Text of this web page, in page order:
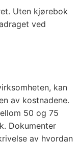
Uten kjørebok
ved
kan
av kostnadene.
50 og 75
Dokumenter
av hvordan